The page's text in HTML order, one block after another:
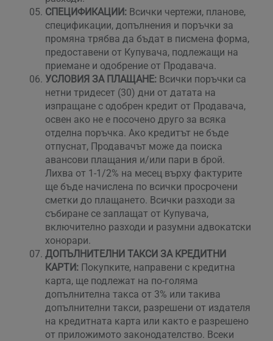
СПЕЦИФИКАЦИИ:Всички чертежи, планове,
спецификации, допълнения и поръчки за
промяна трябва да бъдат в писмена форма,
предоставени от Купувача, подлежащи на
приемане и одобрение от Продавача.
УСЛОВИЯ ЗА ПЛАЩАНЕ:Всички поръчки са
нетни тридесет (30) дни от датата на
изпращане с одобрен кредит от Продавача,
освен ако не е посочено друго за всяка
отделна поръчка. Ако кредитът не бъде
отпуснат, Продавачът може да поиска
авансови плащания и/или пари в брой.
Лихва от 1-1/2% на месец върху фактурите
ще бъде начислена по всички просрочени
сметки до плащането. Всички разходи за
събиране се заплащат от Купувача,
включително разходи и разумни адвокатски
хонорари.
ДОПЪЛНИТЕЛНИ ТАКСИ ЗА КРЕДИТНИ
КАРТИ:Покупките, направени с кредитна
карта, ще подлежат на по-голяма
допълнителна такса от 3% или такива
допълнителни такси, разрешени от издателя
на кредитната карта или както е разрешено
от приложимото законодателство. Всеки